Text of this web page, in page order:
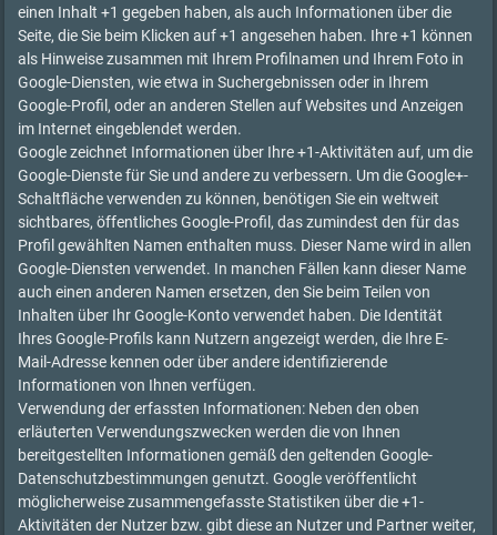
einen Inhalt +1 gegeben haben, als auch Informationen über die
Seite, die Sie beim Klicken auf +1 angesehen haben. Ihre +1 können
als Hinweise zusammen mit Ihrem Profilnamen und Ihrem Foto in
Google-Diensten, wie etwa in Suchergebnissen oder in Ihrem
Google-Profil, oder an anderen Stellen auf Websites und Anzeigen
im Internet eingeblendet werden.
Google zeichnet Informationen über Ihre +1-Aktivitäten auf, um die
Google-Dienste für Sie und andere zu verbessern. Um die Google+-
Schaltfläche verwenden zu können, benötigen Sie ein weltweit
sichtbares, öffentliches Google-Profil, das zumindest den für das
Profil gewählten Namen enthalten muss. Dieser Name wird in allen
Google-Diensten verwendet. In manchen Fällen kann dieser Name
auch einen anderen Namen ersetzen, den Sie beim Teilen von
Inhalten über Ihr Google-Konto verwendet haben. Die Identität
Ihres Google-Profils kann Nutzern angezeigt werden, die Ihre E-
Mail-Adresse kennen oder über andere identifizierende
Informationen von Ihnen verfügen.
Verwendung der erfassten Informationen: Neben den oben
erläuterten Verwendungszwecken werden die von Ihnen
bereitgestellten Informationen gemäß den geltenden Google-
Datenschutzbestimmungen genutzt. Google veröffentlicht
möglicherweise zusammengefasste Statistiken über die +1-
Aktivitäten der Nutzer bzw. gibt diese an Nutzer und Partner weiter,